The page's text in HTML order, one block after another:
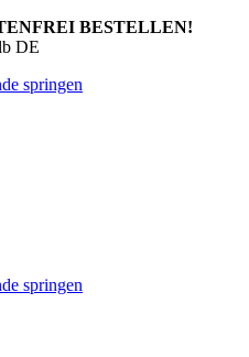
BESTELLEN!
DE
springen
springen